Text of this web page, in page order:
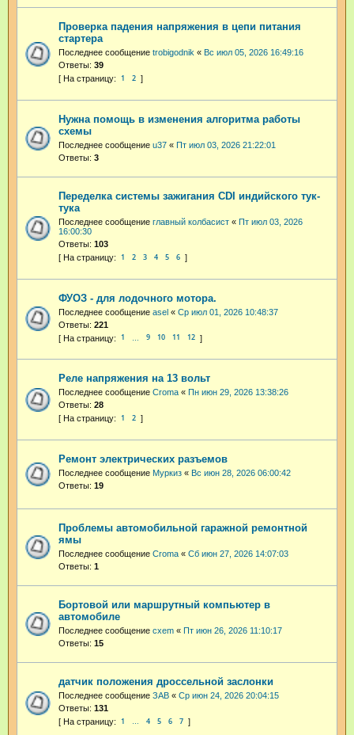
Проверка падения напряжения в цепи питания
стартера
Последнее сообщение trobigodnik « Вс июл 05, 2026 16:49:16
Ответы: 39
1 2
Нужна помощь в изменения алгоритма работы
схемы
Последнее сообщение u37 « Пт июл 03, 2026 21:22:01
Ответы: 3
Переделка системы зажигания CDI индийского тук-
тука
Последнее сообщение главный колбасист « Пт июл 03, 2026
16:00:30
Ответы: 103
1 2 3 4 5 6
ФУОЗ - для лодочного мотора.
Последнее сообщение asel « Ср июл 01, 2026 10:48:37
Ответы: 221
1 9 10 11 12
Реле напряжения на 13 вольт
Последнее сообщение Croma « Пн июн 29, 2026 13:38:26
Ответы: 28
1 2
Ремонт электрических разъемов
Последнее сообщение Муркиз « Вс июн 28, 2026 06:00:42
Ответы: 19
Проблемы автомобильной гаражной ремонтной
ямы
Последнее сообщение Croma « Сб июн 27, 2026 14:07:03
Ответы: 1
Бортовой или маршрутный компьютер в
автомобиле
Последнее сообщение cxem « Пт июн 26, 2026 11:10:17
Ответы: 15
датчик положения дроссельной заслонки
Последнее сообщение ЗАВ « Ср июн 24, 2026 20:04:15
Ответы: 131
1 … 4 5 6 7